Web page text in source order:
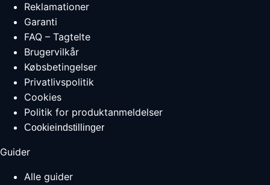
Reklamationer
Garanti
FAQ – Tagtelte
Brugervilkår
Købsbetingelser
Privatlivspolitik
Cookies
Politik for produktanmeldelser
Cookieindstillinger
Guider
Alle guider